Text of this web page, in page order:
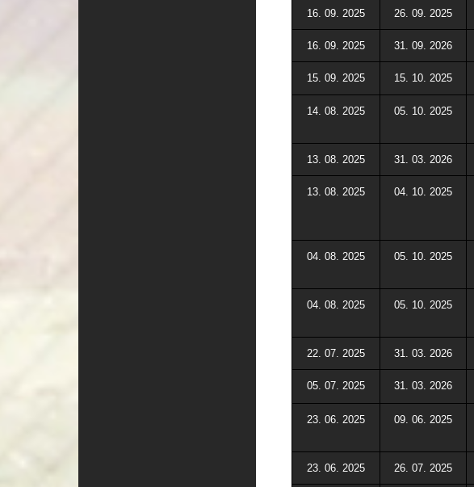
16. 09. 2025 26. 09. 2025
16. 09. 2025 31. 09. 2026
15. 09. 2025 15. 10. 2025
14. 08. 2025 05. 10. 2025
13. 08. 2025 31. 03. 2026
13. 08. 2025 04. 10. 2025
04. 08. 2025 05. 10. 2025
04. 08. 2025 05. 10. 2025
22. 07. 2025 31. 03. 2026
05. 07. 2025 31. 03. 2026
23. 06. 2025 09. 06. 2025
23. 06. 2025 26. 07. 2025